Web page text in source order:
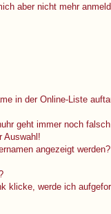
aber nicht mehr
in der Online-Liste
geht immer noch
Auswahl!
angezeigt werden?
klicke, werde ich